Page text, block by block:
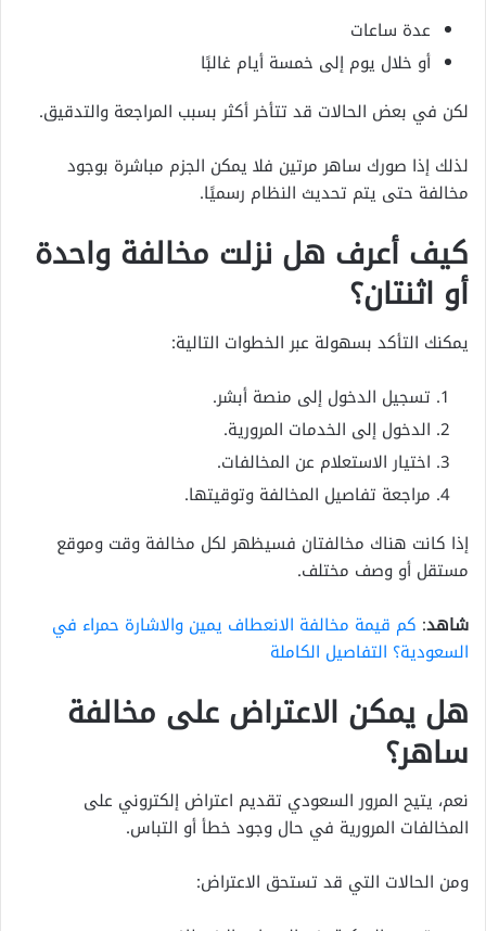
عدة ساعات
أو خلال يوم إلى خمسة أيام غالبًا
لكن في بعض الحالات قد تتأخر أكثر بسبب المراجعة والتدقيق.
لذلك إذا صورك ساهر مرتين فلا يمكن الجزم مباشرة بوجود
مخالفة حتى يتم تحديث النظام رسميًا.
كيف أعرف هل نزلت مخالفة واحدة
أو اثنتان؟
يمكنك التأكد بسهولة عبر الخطوات التالية:
تسجيل الدخول إلى منصة أبشر.
الدخول إلى الخدمات المرورية.
اختيار الاستعلام عن المخالفات.
مراجعة تفاصيل المخالفة وتوقيتها.
إذا كانت هناك مخالفتان فسيظهر لكل مخالفة وقت وموقع
مستقل أو وصف مختلف.
شاهد: كم قيمة مخالفة الانعطاف يمين والاشارة حمراء في
السعودية؟ التفاصيل الكاملة
هل يمكن الاعتراض على مخالفة
ساهر؟
نعم، يتيح المرور السعودي تقديم اعتراض إلكتروني على
المخالفات المرورية في حال وجود خطأ أو التباس.
ومن الحالات التي قد تستحق الاعتراض: